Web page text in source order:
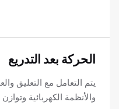
الحركة بعد التدريع
يتم التعامل مع التعليق
والأنظمة الكهربائية